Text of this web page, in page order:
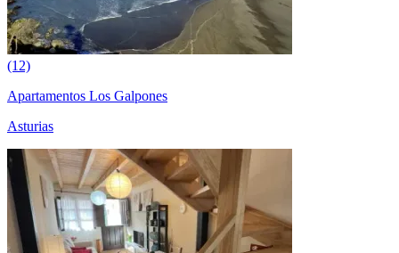
(12)
Apartamentos Los Galpones
Asturias